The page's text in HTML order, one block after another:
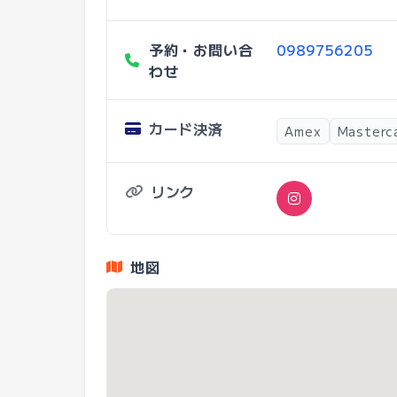
予約・お問い合
わせ
0989756205
カード決済 Amex
リンク
地図